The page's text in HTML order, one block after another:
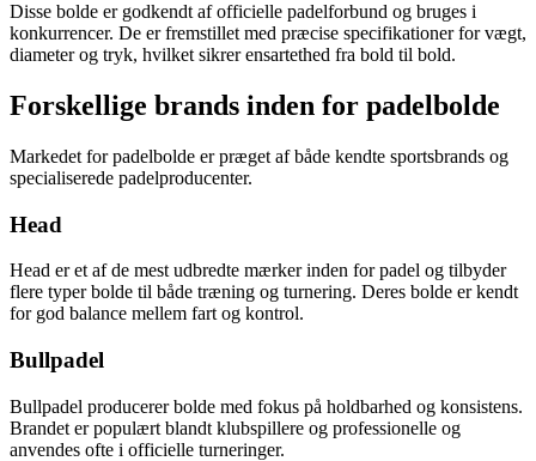
Disse bolde er godkendt af officielle padelforbund og bruges i
konkurrencer. De er fremstillet med præcise specifikationer for vægt,
diameter og tryk, hvilket sikrer ensartethed fra bold til bold.
Forskellige brands inden for padelbolde
Markedet for padelbolde er præget af både kendte sportsbrands og
specialiserede padelproducenter.
Head
Head er et af de mest udbredte mærker inden for padel og tilbyder
flere typer bolde til både træning og turnering. Deres bolde er kendt
for god balance mellem fart og kontrol.
Bullpadel
Bullpadel producerer bolde med fokus på holdbarhed og konsistens.
Brandet er populært blandt klubspillere og professionelle og
anvendes ofte i officielle turneringer.